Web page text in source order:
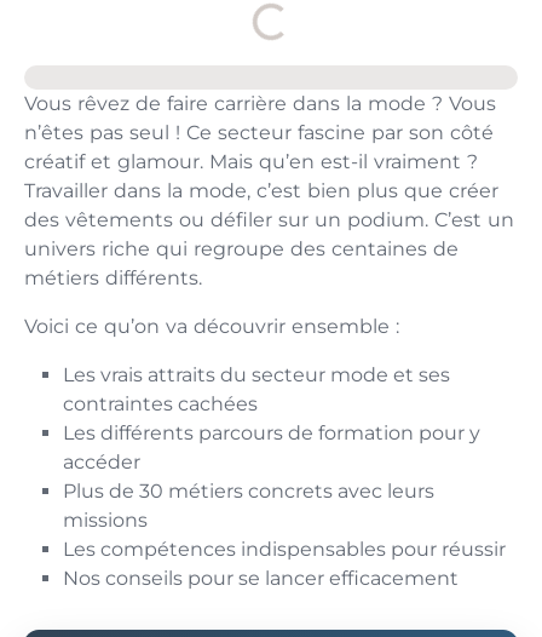
Vous rêvez de faire carrière dans la mode ? Vous
n’êtes pas seul ! Ce secteur fascine par son côté
créatif et glamour. Mais qu’en est-il vraiment ?
Travailler dans la mode, c’est bien plus que créer
des vêtements ou défiler sur un podium. C’est un
univers riche qui regroupe des centaines de
métiers différents.
Voici ce qu’on va découvrir ensemble :
Les vrais attraits du secteur mode et ses
contraintes cachées
Les différents parcours de formation pour y
accéder
Plus de 30 métiers concrets avec leurs
missions
Les compétences indispensables pour réussir
Nos conseils pour se lancer efficacement